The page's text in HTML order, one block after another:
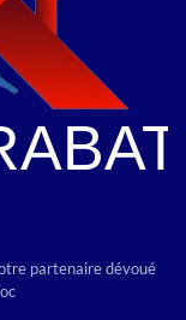
partenaire dévoué